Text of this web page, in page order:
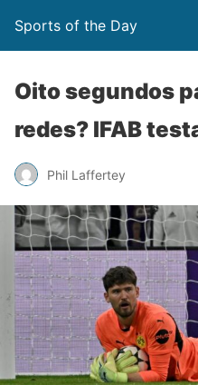
Sports of the Day
Oito segundos
redes? IFAB
Phil Laffertey